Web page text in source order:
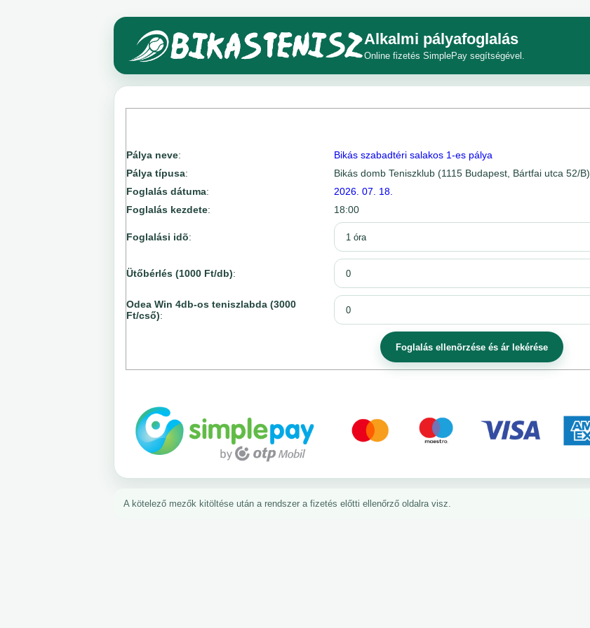
Alkalmi pályafoglalás
Online fizetés SimplePay segítségével.
Pálya neve:
Bikás szabadtéri salakos 1-es pálya
Pálya típusa:
Bikás domb Teniszklub (1115 Budapest, Bártfai utca 52/B)
Foglalás dátuma:
2026. 07. 18.
Foglalás kezdete: 18:00
Foglalási idõ:
Ütőbérlés (1000 Ft/db):
Odea Win 4db-os teniszlabda (3000
Ft/cső):
A kötelező mezők kitöltése után a rendszer a fizetés előtti ellenőrző oldalra visz.